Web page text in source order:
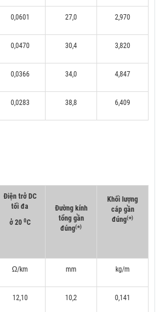
0,0601 27,0 2,970
0,0470 30,4 3,820
0,0366 34,0 4,847
0,0283 38,8 6,409
Điện trở DC
tối đa
ở 20 0C
Đường kính
tổng gần
đúng(*)
Khối lượng
cáp gần
đúng(*)
Ω/km mm kg/m
12,10 10,2 0,141